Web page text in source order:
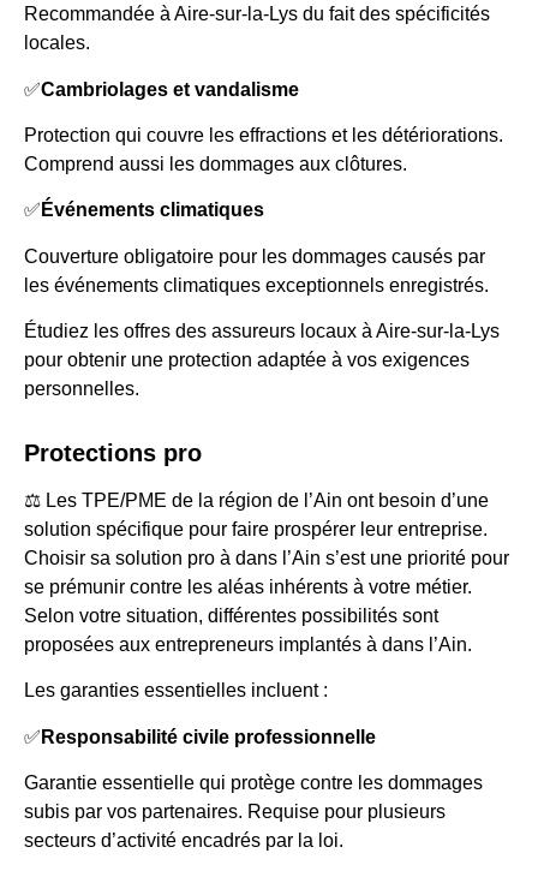
Recommandée à Aire-sur-la-Lys du fait des spécificités
locales.
✅Cambriolages et vandalisme
Protection qui couvre les effractions et les détériorations.
Comprend aussi les dommages aux clôtures.
✅ Événements climatiques
Couverture obligatoire pour les dommages causés par
les événements climatiques exceptionnels enregistrés.
Étudiez les offres des assureurs locaux à Aire-sur-la-Lys
pour obtenir une protection adaptée à vos exigences
personnelles.
Protections pro
⚖️ Les TPE/PME de la région de l’Ain ont besoin d’une
solution spécifique pour faire prospérer leur entreprise.
Choisir sa solution pro à dans l’Ain s’est une priorité pour
se prémunir contre les aléas inhérents à votre métier.
Selon votre situation, différentes possibilités sont
proposées aux entrepreneurs implantés à dans l’Ain.
Les garanties essentielles incluent :
✅ Responsabilité civile professionnelle
Garantie essentielle qui protège contre les dommages
subis par vos partenaires. Requise pour plusieurs
secteurs d’activité encadrés par la loi.